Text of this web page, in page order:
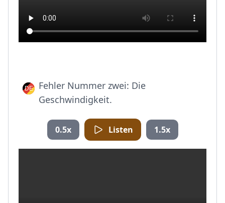
Fehler Nummer zwei: Die
Geschwindigkeit.
0.5x Listen 1.5x